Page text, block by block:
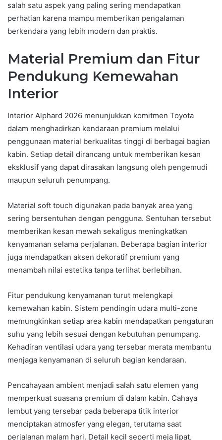
salah satu aspek yang paling sering mendapatkan
perhatian karena mampu memberikan pengalaman
berkendara yang lebih modern dan praktis.
Material Premium dan Fitur
Pendukung Kemewahan
Interior
Interior Alphard 2026 menunjukkan komitmen Toyota
dalam menghadirkan kendaraan premium melalui
penggunaan material berkualitas tinggi di berbagai bagian
kabin. Setiap detail dirancang untuk memberikan kesan
eksklusif yang dapat dirasakan langsung oleh pengemudi
maupun seluruh penumpang.
Material soft touch digunakan pada banyak area yang
sering bersentuhan dengan pengguna. Sentuhan tersebut
memberikan kesan mewah sekaligus meningkatkan
kenyamanan selama perjalanan. Beberapa bagian interior
juga mendapatkan aksen dekoratif premium yang
menambah nilai estetika tanpa terlihat berlebihan.
Fitur pendukung kenyamanan turut melengkapi
kemewahan kabin. Sistem pendingin udara multi-zone
memungkinkan setiap area kabin mendapatkan pengaturan
suhu yang lebih sesuai dengan kebutuhan penumpang.
Kehadiran ventilasi udara yang tersebar merata membantu
menjaga kenyamanan di seluruh bagian kendaraan.
Pencahayaan ambient menjadi salah satu elemen yang
memperkuat suasana premium di dalam kabin. Cahaya
lembut yang tersebar pada beberapa titik interior
menciptakan atmosfer yang elegan, terutama saat
perjalanan malam hari. Detail kecil seperti meja lipat,